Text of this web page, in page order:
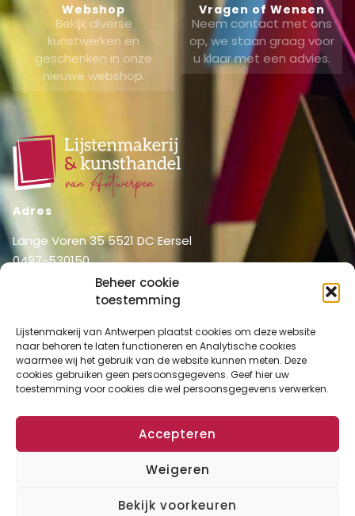
Beheer cookie
toestemming
Lijstenmakerij van Antwerpen plaatst cookies om deze website
naar behoren te laten functioneren en Analytische cookies
waarmee wij het gebruik van de website kunnen meten. Deze
cookies gebruiken geen persoonsgegevens. Geef hier uw
toestemming voor cookies die wel persoonsgegevens verwerken.
Accepteren
Weigeren
Bekijk voorkeuren
Webshop
Bekijk diverse
kunstwerken en
geschenken in onze
nieuwe webshop.
Vragen of Wensen
Neem contact met ons
op, we staan graag voor
u klaar met een advies.
Adres
Lange Voren 35 5521 DC Eersel
0497-530150
info@lijstenmakerij vanantwerpen.nl
Home
Over ons
Diensten
Lijstenmakerij
Shop
Shop
Mijn account
Winkelmand
Checkout
Algemene VoorwaardenDisclaimerPrivacy Verklaring